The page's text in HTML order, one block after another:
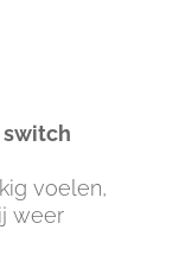
switch
voelen,
weer